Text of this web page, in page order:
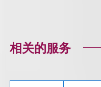
相关的服务